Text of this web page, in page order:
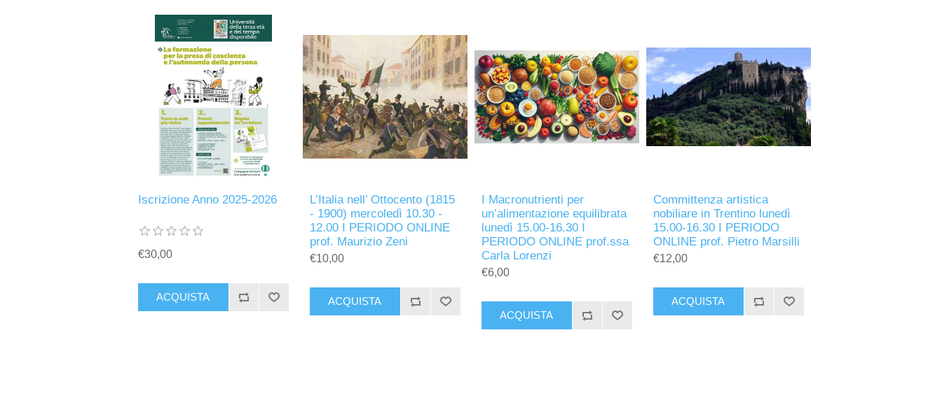
Iscrizione Anno 2025-2026
€30,00
ACQUISTA
L’Italia nell’ Ottocento (1815
- 1900) mercoledì 10.30 -
12.00 I PERIODO ONLINE
prof. Maurizio Zeni
€10,00
ACQUISTA
I Macronutrienti per
un’alimentazione equilibrata
lunedì 15.00-16.30 I
PERIODO ONLINE prof.ssa
Carla Lorenzi
€6,00
ACQUISTA
Committenza artistica
nobiliare in Trentino lunedì
15.00-16.30 I PERIODO
ONLINE prof. Pietro Marsilli
€12,00
ACQUISTA